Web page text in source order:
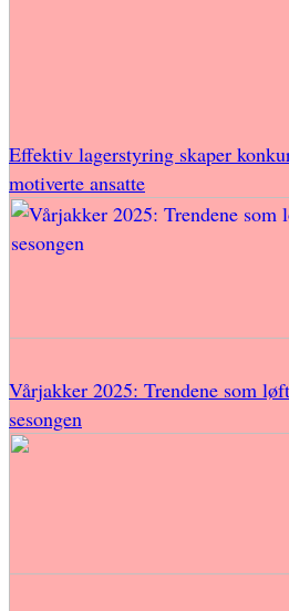
Effektiv lagerstyring skaper
motiverte ansatte
Vårjakker 2025: Trendene som
sesongen